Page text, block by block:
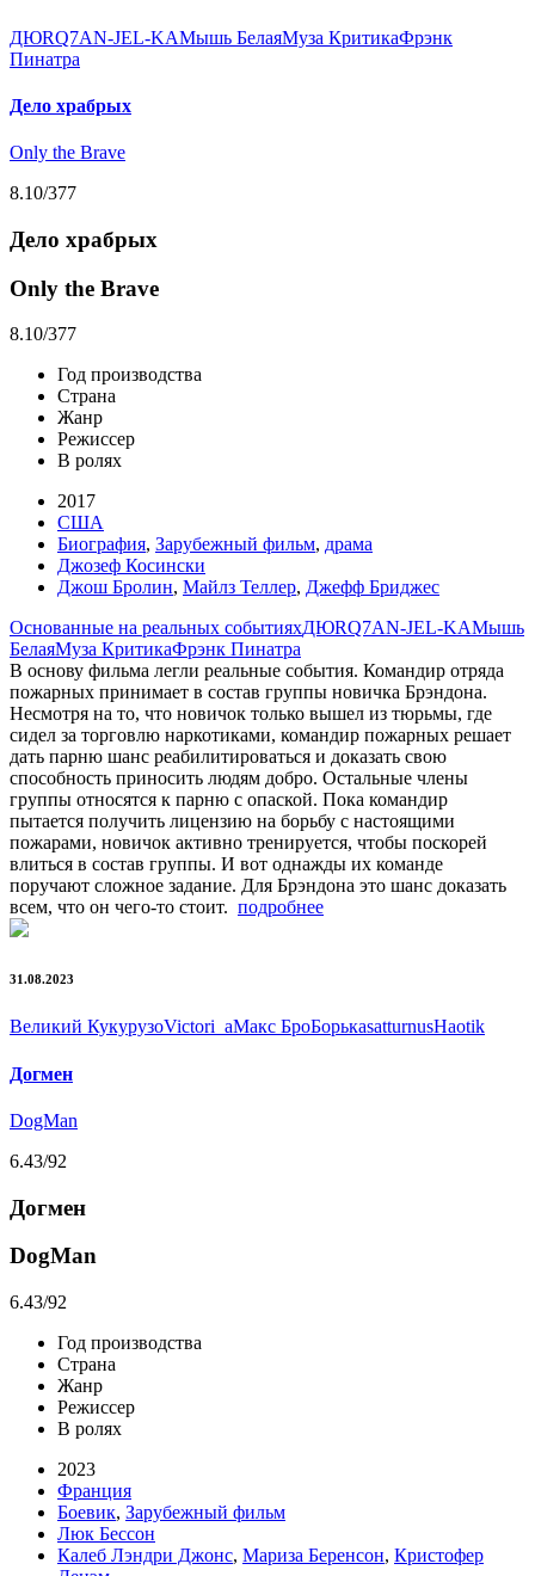
ДЮRQ7AN-JEL-KAМышь БелаяМуза КритикаФрэнк
Пинатра
Дело храбрых
Only the Brave
8.10/377
Дело храбрых
Only the Brave
8.10/377
Год производства
Страна
Жанр
Режиссер
В ролях
2017
США
Биография, Зарубежный фильм, драма
Джозеф Косински
Джош Бролин, Майлз Теллер, Джефф Бриджес
Основанные на реальных событияхДЮRQ7AN-JEL-KAМышь
БелаяМуза КритикаФрэнк Пинатра
В основу фильма легли реальные события. Командир отряда
пожарных принимает в состав группы новичка Брэндона.
Несмотря на то, что новичок только вышел из тюрьмы, где
сидел за торговлю наркотиками, командир пожарных решает
дать парню шанс реабилитироваться и доказать свою
способность приносить людям добро. Остальные члены
группы относятся к парню с опаской. Пока командир
пытается получить лицензию на борьбу с настоящими
пожарами, новичок активно тренируется, чтобы поскорей
влиться в состав группы. И вот однажды их команде
поручают сложное задание. Для Брэндона это шанс доказать
всем, что он чего-то стоит. подробнее
31.08.2023
Великий КукурузоVictori_aМакс БроБорькаsatturnusHaotik
Догмен
DogMan
6.43/92
Догмен
DogMan
6.43/92
Год производства
Страна
Жанр
Режиссер
В ролях
2023
Франция
Боевик, Зарубежный фильм
Люк Бессон
Калеб Лэндри Джонс, Мариза Беренсон, Кристофер